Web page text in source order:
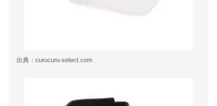
出典：curucuru-select.com